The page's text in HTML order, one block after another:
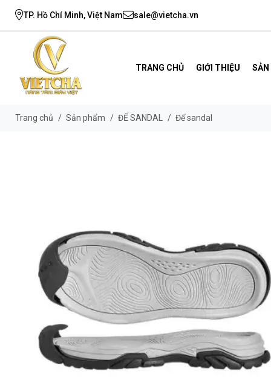
TP. Hồ Chí Minh, Việt Nam sale@vietcha.vn
TRANG CHỦ GIỚI THIỆU
Trang chủ / Sản phẩm / ĐẾ SANDAL / Đế sandal